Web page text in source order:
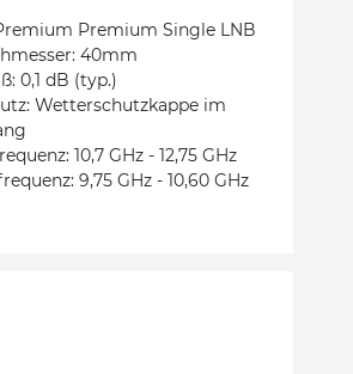
Premium Single LNB
40mm
0,1 dB (typ.)
Wetterschutzkappe im
10,7 GHz - 12,75 GHz
9,75 GHz - 10,60 GHz